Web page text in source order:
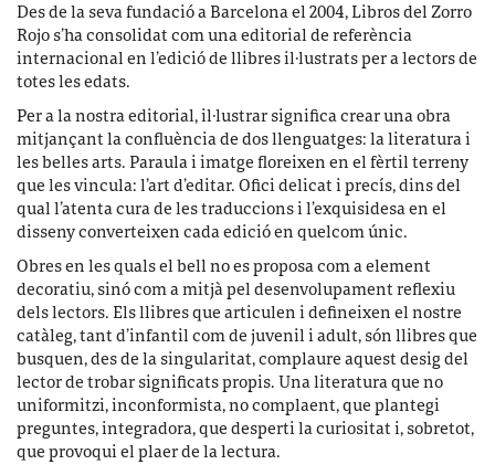
Des de la seva fundació a Barcelona el 2004, Libros del Zorro
Rojo s’ha consolidat com una editorial de referència
internacional en l’edició de llibres il·lustrats per a lectors de
totes les edats.
Per a la nostra editorial, il·lustrar significa crear una obra
mitjançant la confluència de dos llenguatges: la literatura i
les belles arts. Paraula i imatge floreixen en el fèrtil terreny
que les vincula: l’art d’editar. Ofici delicat i precís, dins del
qual l’atenta cura de les traduccions i l’exquisidesa en el
disseny converteixen cada edició en quelcom únic.
Obres en les quals el bell no es proposa com a element
decoratiu, sinó com a mitjà pel desenvolupament reflexiu
dels lectors. Els llibres que articulen i defineixen el nostre
catàleg, tant d’infantil com de juvenil i adult, són llibres que
busquen, des de la singularitat, complaure aquest desig del
lector de trobar significats propis. Una literatura que no
uniformitzi, inconformista, no complaent, que plantegi
preguntes, integradora, que desperti la curiositat i, sobretot,
que provoqui el plaer de la lectura.